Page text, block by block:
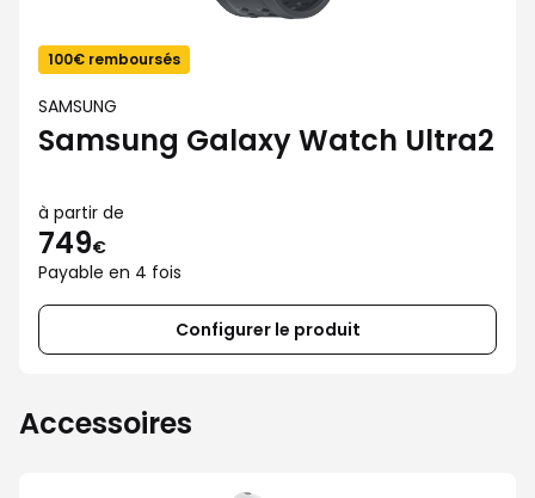
100€ remboursés
SAMSUNG
Samsung Galaxy Watch Ultra2
à partir de
749€
Payable en 4 fois
Configurer le produit
Accessoires